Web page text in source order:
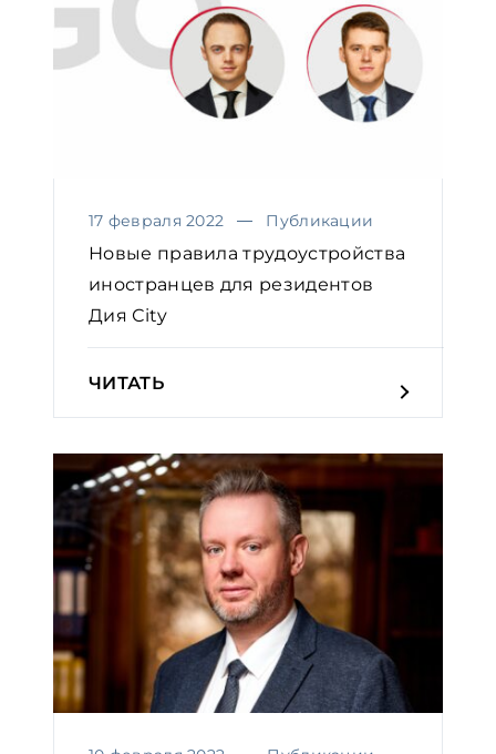
17 февраля 2022 Публикации
Новые правила трудоустройства
иностранцев для резидентов
Дия Сity
ЧИТАТЬ